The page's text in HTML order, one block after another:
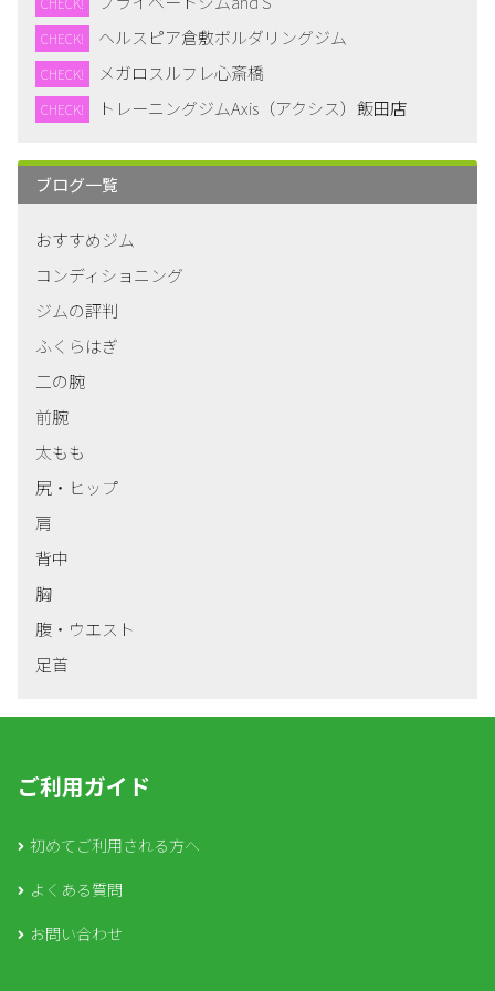
CHECK! ヘルスピア倉敷ボルダリングジム
CHECK! メガロスルフレ心斎橋
CHECK! トレーニングジムAxis（アクシス）飯田店
ブログ一覧
おすすめジム
コンディショニング
ジムの評判
ふくらはぎ
二の腕
前腕
太もも
尻・ヒップ
肩
背中
胸
腹・ウエスト
足首
ご利用ガイド
初めてご利用される方へ
よくある質問
お問い合わせ